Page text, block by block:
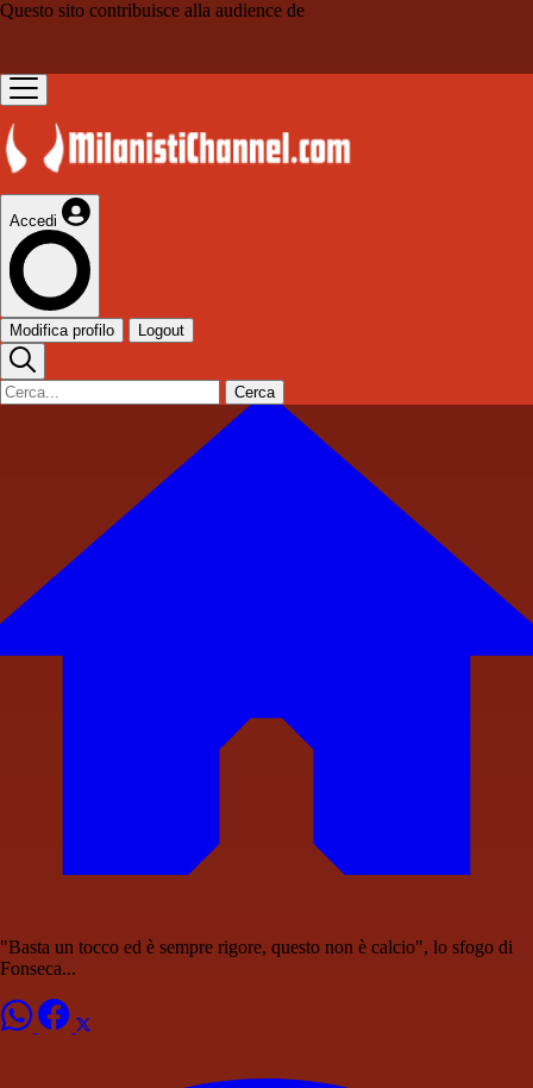
Questo sito contribuisce alla audience de
Accedi
Modifica profilo Logout
Cerca
"Basta un tocco ed è sempre rigore, questo non è calcio", lo sfogo di
Fonseca...